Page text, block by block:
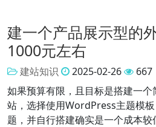
建一个产品展示型的
1000元左右
建站知识 2025-02-26
667
如果预算有限，且目标是搭建一
站，选择使用WordPress主题模
题，并自行搭建确实是一个成本